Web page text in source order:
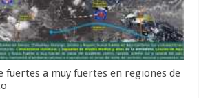
fuertes a muy fuertes en regiones de